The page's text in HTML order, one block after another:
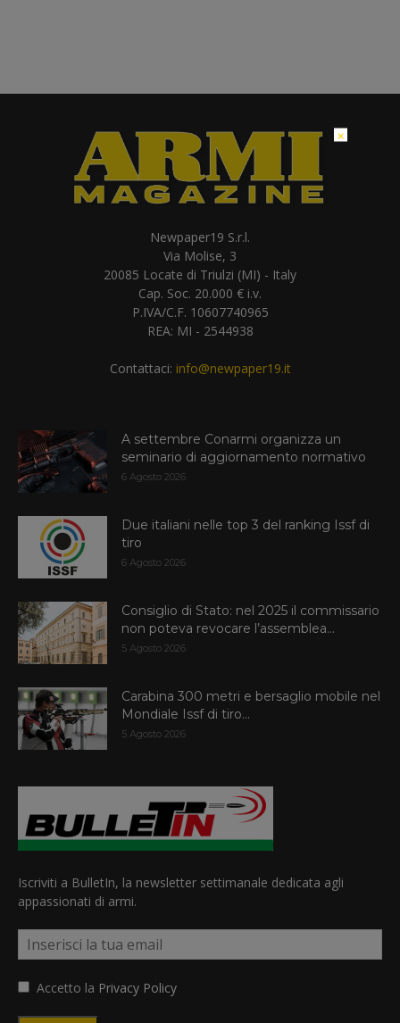
Newpaper19 S.r.l.
Via Molise, 3
20085 Locate di Triulzi (MI) - Italy
Cap. Soc. 20.000 € i.v.
P.IVA/C.F. 10607740965
REA: MI - 2544938
Contattaci: info@newpaper19.it
A settembre Conarmi organizza un
seminario di aggiornamento normativo
6 Agosto 2026
Due italiani nelle top 3 del ranking Issf di
tiro
6 Agosto 2026
Consiglio di Stato: nel 2025 il commissario
non poteva revocare l’assemblea...
5 Agosto 2026
Carabina 300 metri e bersaglio mobile nel
Mondiale Issf di tiro...
5 Agosto 2026
Iscriviti a BulletIn, la newsletter settimanale dedicata agli
appassionati di armi.
Accetto la Privacy Policy
×